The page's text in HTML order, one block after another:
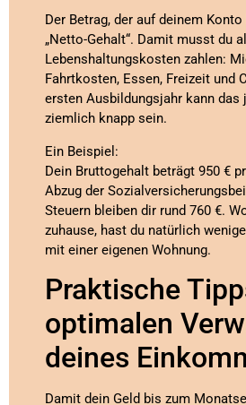
Der Betrag, der auf deinem
„Netto-Gehalt“. Damit musst du
Lebenshaltungskosten zahlen:
Fahrtkosten, Essen, Freizeit und
ersten Ausbildungsjahr kann das
ziemlich knapp sein.
Ein Beispiel:
Dein Bruttogehalt beträgt 950 €
Abzug der
Steuern bleiben dir rund 760 €.
zuhause, hast du natürlich
mit einer eigenen Wohnung.
Praktische
optimalen
deines
Damit dein Geld bis zum